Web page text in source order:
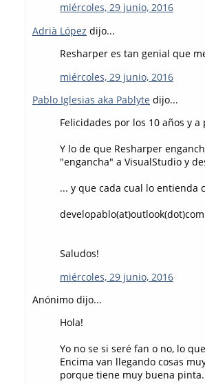
miércoles, 29 junio, 2016
Adrià López dijo...
Resharper es tan genial que
miércoles, 29 junio, 2016
Pablo Iglesias aka Pablyte dijo...
Felicidades por los 10 años y
Y lo de que Resharper
"engancha" a VisualStudio y
... y que cada cual lo entienda
developablo(at)outlook(dot)com
Saludos!
miércoles, 29 junio, 2016
Anónimo dijo...
Hola!
Yo no se si seré fan o no, lo
Encima van llegando cosas
porque tiene muy buena pinta.